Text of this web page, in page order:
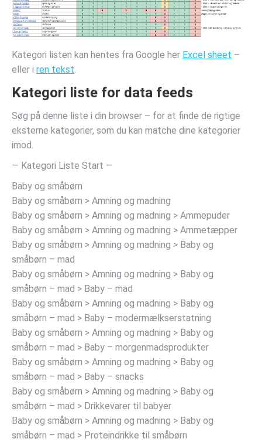
Kategori listen kan hentes fra Google her Excel sheet –
eller i ren tekst.
Kategori liste for data feeds
Søg på denne liste i din browser – for at finde de rigtige
eksterne kategorier, som du kan matche dine kategorier
imod.
— Kategori Liste Start —
Baby og småbørn
Baby og småbørn > Amning og madning
Baby og småbørn > Amning og madning > Ammepuder
Baby og småbørn > Amning og madning > Ammetæpper
Baby og småbørn > Amning og madning > Baby og
småbørn – mad
Baby og småbørn > Amning og madning > Baby og
småbørn – mad > Baby – mad
Baby og småbørn > Amning og madning > Baby og
småbørn – mad > Baby – modermælkserstatning
Baby og småbørn > Amning og madning > Baby og
småbørn – mad > Baby – morgenmadsprodukter
Baby og småbørn > Amning og madning > Baby og
småbørn – mad > Baby – snacks
Baby og småbørn > Amning og madning > Baby og
småbørn – mad > Drikkevarer til babyer
Baby og småbørn > Amning og madning > Baby og
småbørn – mad > Proteindrikke til småbørn